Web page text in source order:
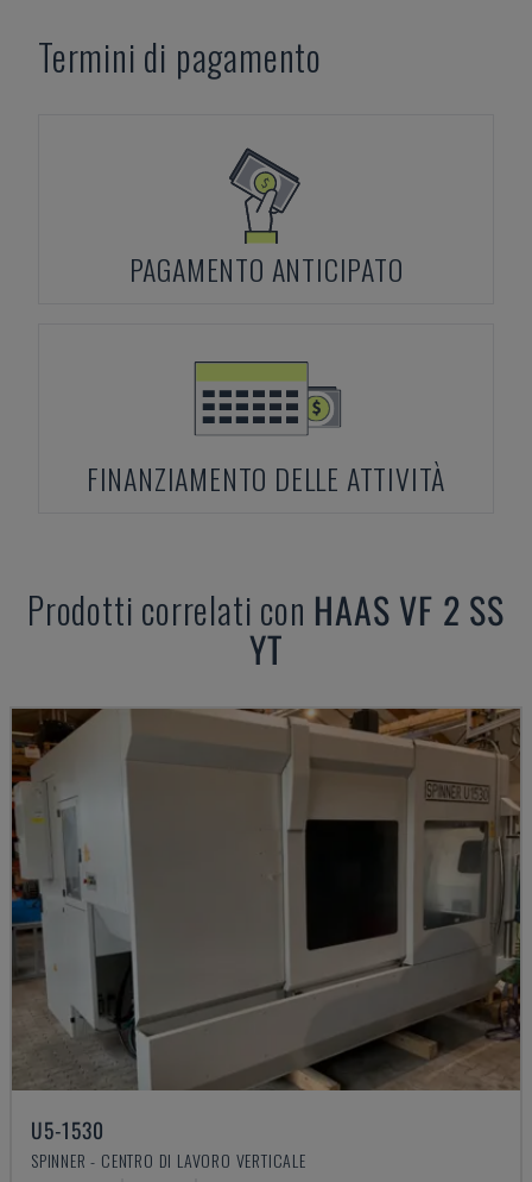
Termini di pagamento
PAGAMENTO ANTICIPATO
FINANZIAMENTO DELLE ATTIVITÀ
Prodotti correlati con HAAS VF 2 SS
YT
U5-1530
SPINNER - CENTRO DI LAVORO VERTICALE